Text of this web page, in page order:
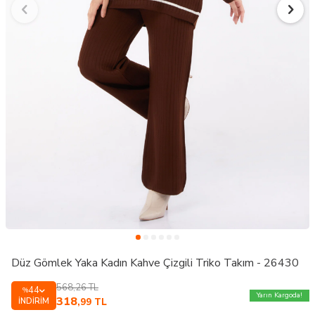
Düz Gömlek Yaka Kadın Kahve Çizgili Triko Takım - 26430
%44
İNDIRIM
568,26TL
318,99 TL
Yarın Kargoda!